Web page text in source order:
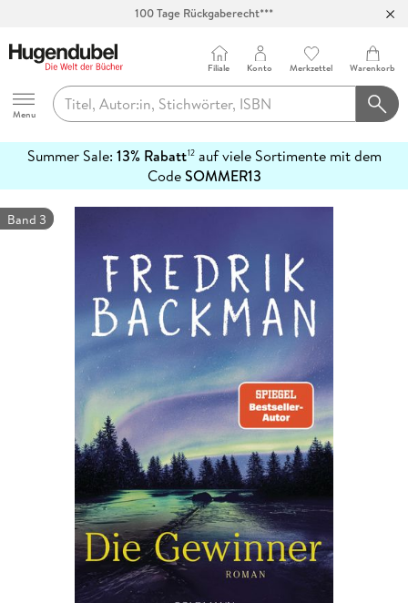
Abholung in über 100 Filialen
Hugendubel
Menu
Filiale Konto Merkzettel Warenkorb
Summer Sale: 13% Rabatt12auf viele Sortimente mit dem
CodeSOMMER13
erfahren
Band 3